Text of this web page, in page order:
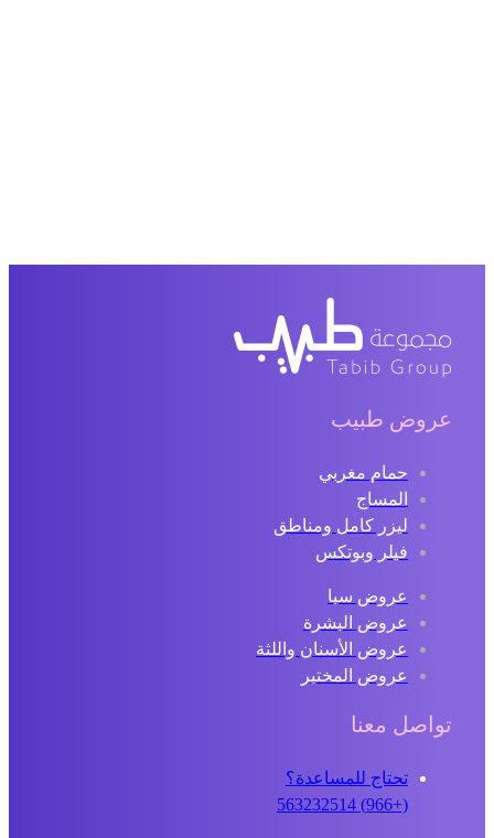
عروض طبيب
حمام مغربي
المساج
ليزر كامل ومناطق
فيلر وبوتكس
عروض سبا
عروض البشرة
عروض الأسنان واللثة
عروض المختبر
تواصل معنا
تحتاج للمساعدة؟